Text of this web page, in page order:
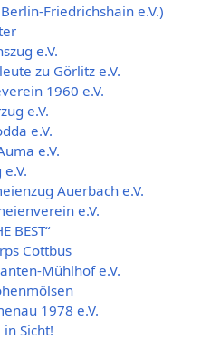
Friedrichshain e.V.)
e.V.
zu Görlitz e.V.
1960 e.V.
e.V.
e.V.
e.V.
Auerbach e.V.
e.V.
BEST“
Cottbus
Mühlhof e.V.
1978 e.V.
Sicht!